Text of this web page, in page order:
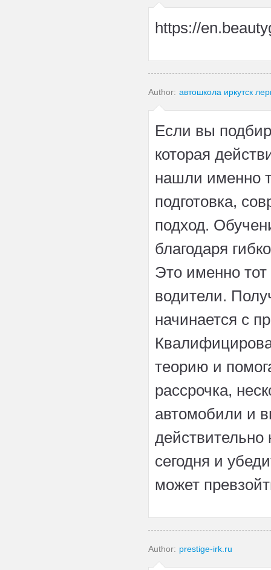
https://
Author: автошкола иркутск
Если вы
которая
нашли именно
подготовка,
подход.
благодаря
Это именно
водители.
начинается с
теорию и
рассрочка,
автомобили и
сегодня и
может
Author: prestige-irk.ru